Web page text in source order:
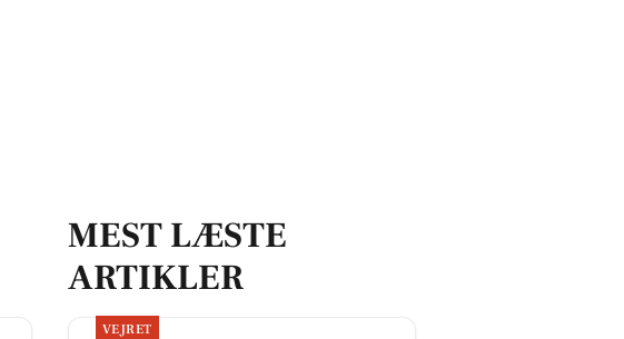
MEST LÆSTE
ARTIKLER
VEJRET